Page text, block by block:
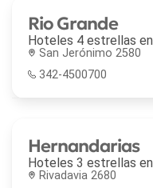
Rio Grande
Hoteles 4 estrellas en
San Jerónimo 2580
342-4500700
Hernandarias
Hoteles 3 estrellas en
Rivadavia 2680